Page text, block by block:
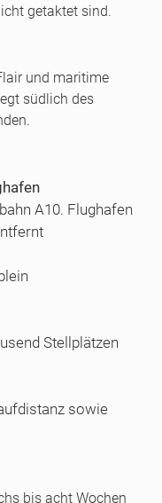
getaktet sind.
und maritime
südlich des
A10. Flughafen
Stellplätzen
sowie
bis acht Wochen